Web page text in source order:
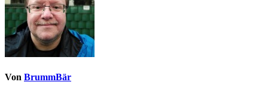
Von BrummBär